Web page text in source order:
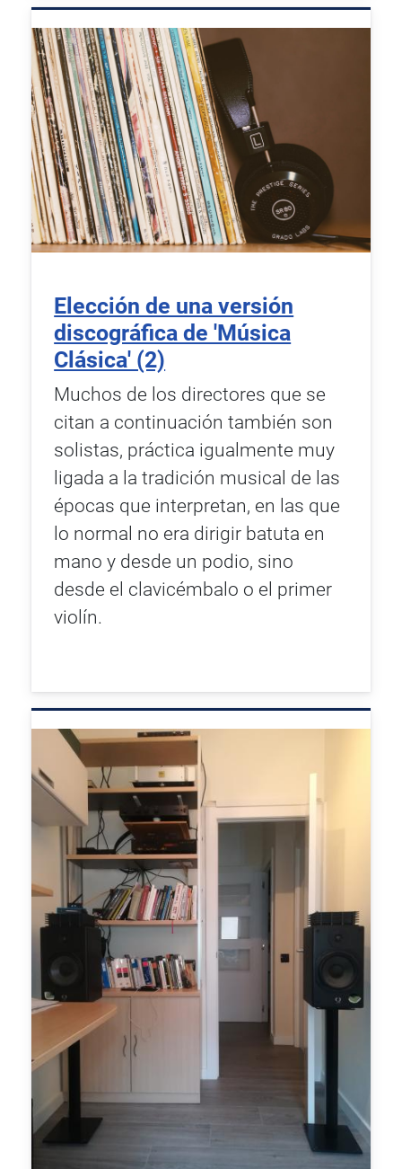
Elección de una versión
discográfica de 'Música
Clásica' (2)
Muchos de los directores que se
citan a continuación también son
solistas, práctica igualmente muy
ligada a la tradición musical de las
épocas que interpretan, en las que
lo normal no era dirigir batuta en
mano y desde un podio, sino
desde el clavicémbalo o el primer
violín.